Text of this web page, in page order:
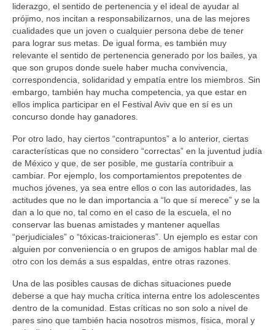
liderazgo, el sentido de pertenencia y el ideal de ayudar al
prójimo, nos incitan a responsabilizarnos, una de las mejores
cualidades que un joven o cualquier persona debe de tener
para lograr sus metas. De igual forma, es también muy
relevante el sentido de pertenencia generado por los bailes, ya
que son grupos donde suele haber mucha convivencia,
correspondencia, solidaridad y empatía entre los miembros. Sin
embargo, también hay mucha competencia, ya que estar en
ellos implica participar en el Festival Aviv que en sí es un
concurso donde hay ganadores.
Por otro lado, hay ciertos “contrapuntos” a lo anterior, ciertas
características que no considero “correctas” en la juventud judía
de México y que, de ser posible, me gustaría contribuir a
cambiar. Por ejemplo, los comportamientos prepotentes de
muchos jóvenes, ya sea entre ellos o con las autoridades, las
actitudes que no le dan importancia a “lo que sí merece” y se la
dan a lo que no, tal como en el caso de la escuela, el no
conservar las buenas amistades y mantener aquellas
“perjudiciales” o “tóxicas-traicioneras”. Un ejemplo es estar con
alguien por conveniencia o en grupos de amigos hablar mal de
otro con los demás a sus espaldas, entre otras razones.
Una de las posibles causas de dichas situaciones puede
deberse a que hay mucha crítica interna entre los adolescentes
dentro de la comunidad. Estas críticas no son solo a nivel de
pares sino que también hacia nosotros mismos, física, moral y